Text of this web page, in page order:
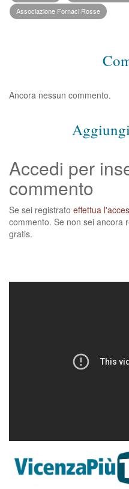
Associazione Fornaci Rosse
Ancora nessun commento.
Accedi per
commento
Se sei registrato effettua
commento. Se non sei ancora
gratis.